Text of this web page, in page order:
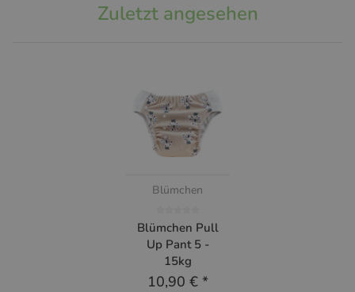
Zuletzt angesehen
Blümchen
Blümchen Pull
Up Pant 5 -
15kg
10,90 € *